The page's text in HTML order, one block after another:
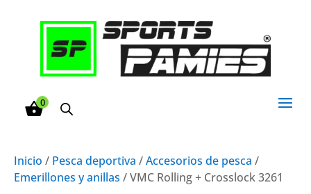
0
Inicio / Pesca deportiva /Accesorios de pesca /
Emerillones y anillas / VMC Rolling + Crosslock 3261